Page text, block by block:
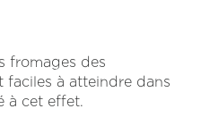
fromages des
faciles à atteindre dans
à cet effet.